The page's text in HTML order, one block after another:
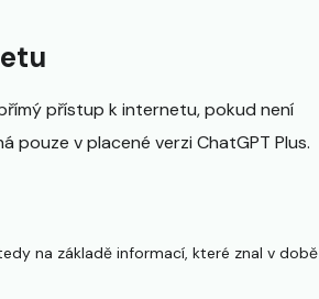
přístup k internetu, pokud není
pouze v placené verzi ChatGPT Plus.
na základě informací, které znal v době